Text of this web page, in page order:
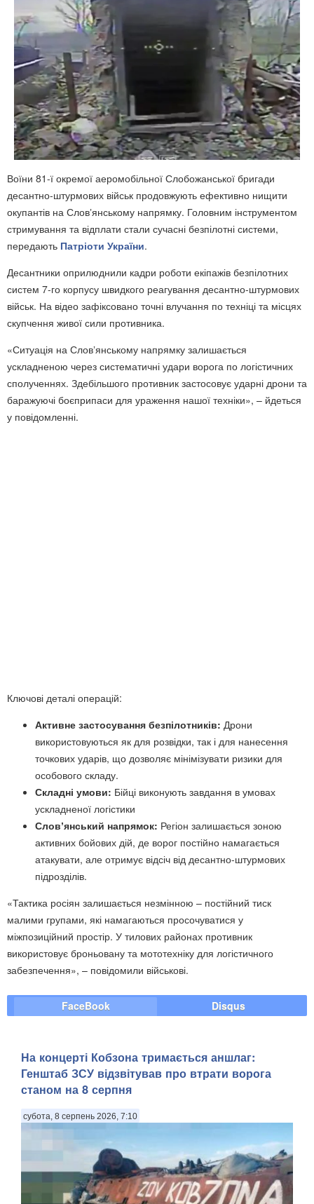
Воїни 81-ї окремої аеромобільної Слобожанської бригади
десантно-штурмових військ продовжують ефективно нищити
окупантів на Словʼянському напрямку. Головним інструментом
стримування та відплати стали сучасні безпілотні системи,
передають Патріоти України.
Десантники оприлюднили кадри роботи екіпажів безпілотних
систем 7-го корпусу швидкого реагування десантно-штурмових
військ. На відео зафіксовано точні влучання по техніці та місцях
скупчення живої сили противника.
«Ситуація на Словʼянському напрямку залишається
ускладненою через систематичні удари ворога по логістичних
сполученнях. Здебільшого противник застосовує ударні дрони та
баражуючі боєприпаси для ураження нашої техніки», – йдеться
у повідомленні.
Ключові деталі операцій:
Активне застосування безпілотників: Дрони
використовуються як для розвідки, так і для нанесення
точкових ударів, що дозволяє мінімізувати ризики для
особового складу.
Складні умови: Бійці виконують завдання в умовах
ускладненої логістики
Словʼянський напрямок: Регіон залишається зоною
активних бойових дій, де ворог постійно намагається
атакувати, але отримує відсіч від десантно-штурмових
підрозділів.
«Тактика росіян залишається незмінною – постійний тиск
малими групами, які намагаються просочуватися у
міжпозиційний простір. У тилових районах противник
використовує броньовану та мототехніку для логістичного
забезпечення», – повідомили військові.
FaceBook Disqus
На концерті Кобзона тримається аншлаг:
Генштаб ЗСУ відзвітував про втрати ворога
станом на 8 серпня
субота, 8 серпень 2026, 7:10